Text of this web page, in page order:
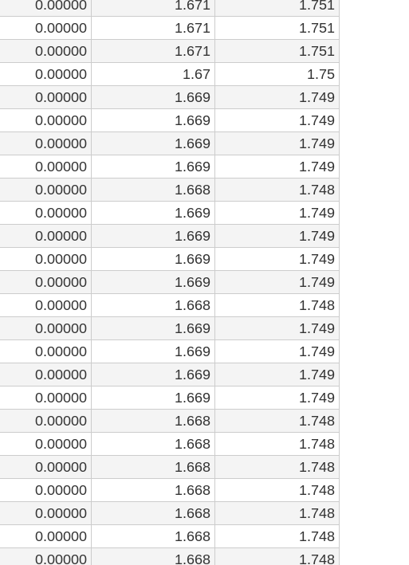
0.00000 1.671
1.751
0.00000 1.671
1.751
0.00000 1.671
1.751
0.00000 1.67
1.75
0.00000 1.669
1.749
0.00000 1.669
1.749
0.00000 1.669
1.749
0.00000 1.669
1.749
0.00000 1.668
1.748
0.00000 1.669
1.749
0.00000 1.669
1.749
0.00000 1.669
1.749
0.00000 1.669
1.749
0.00000 1.668
1.748
0.00000 1.669
1.749
0.00000 1.669
1.749
0.00000 1.669
1.749
0.00000 1.669
1.749
0.00000 1.668
1.748
0.00000 1.668
1.748
0.00000 1.668
1.748
0.00000 1.668
1.748
0.00000 1.668
1.748
0.00000 1.668
1.748
0.00000 1.668
1.748